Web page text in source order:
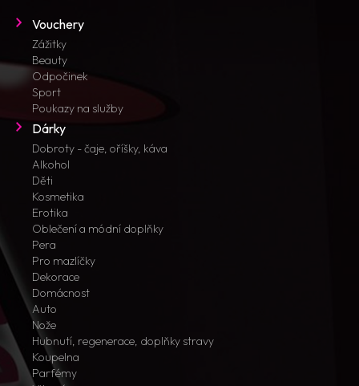
Vouchery
Zážitky
Beauty
Odpočinek
Sport
Poukazy na služby
Dárky
Dobroty - čaje, oříšky, káva
Alkohol
Děti
Kosmetika
Erotika
Oblečení a módní doplňky
Pera
Pro mazlíčky
Dekorace
Domácnost
Auto
Nože
Hubnutí, regenerace, doplňky stravy
Koupelna
Parfémy